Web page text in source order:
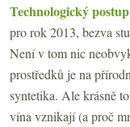
Technologický
pro rok 2013, bezva
Není v tom nic
prostředků je na
syntetika. Ale krásně
vína vznikají (a proč